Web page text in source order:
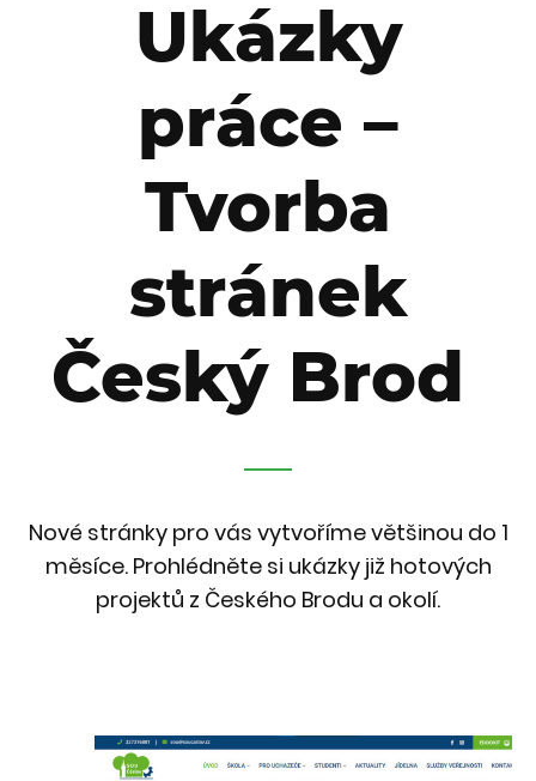
Ukázky
práce –
Tvorba
stránek
Český Brod
Nové stránky pro vás vytvoříme většinou do 1
měsíce. Prohlédněte si ukázky již hotových
projektů z Českého Brodu a okolí.